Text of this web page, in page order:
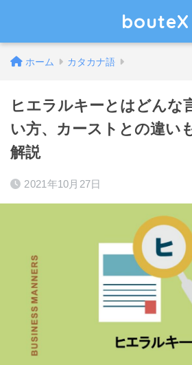
bouteX
ホーム カタカナ語
ヒエラルキーとはどんな
い方、カーストとの違い
解説
2021年10月27日